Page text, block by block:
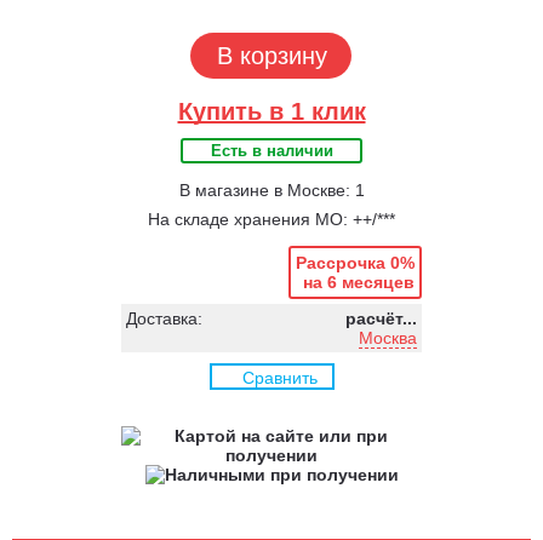
В корзину
Купить в 1 клик
Есть в наличии
В магазине в Москве: 1
На складе хранения МО: ++/***
Рассрочка 0%
на 6 месяцев
Доставка:
расчёт...
Москва
Сравнить